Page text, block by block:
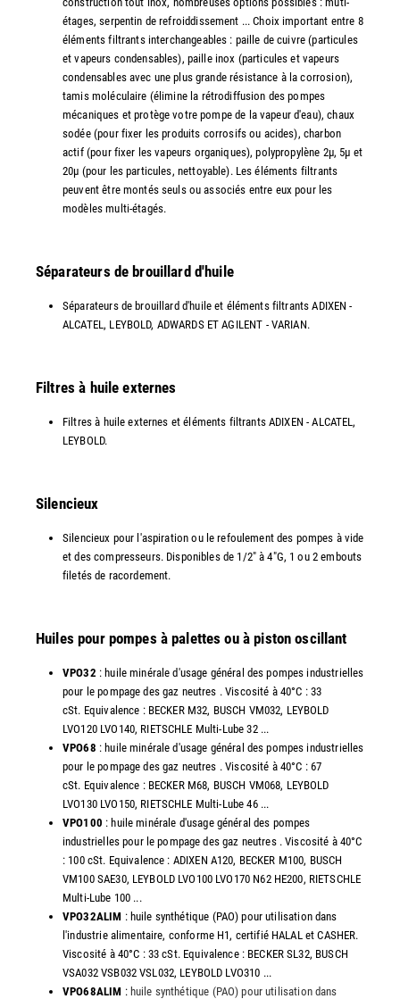
étages, serpentin de refroiddissement ... Choix important entre 8
éléments filtrants interchangeables : paille de cuivre (particules
et vapeurs condensables), paille inox (particules et vapeurs
condensables avec une plus grande résistance à la corrosion),
tamis moléculaire (élimine la rétrodiffusion des pompes
mécaniques et protège votre pompe de la vapeur d'eau), chaux
sodée (pour fixer les produits corrosifs ou acides), charbon
actif (pour fixer les vapeurs organiques), polypropylène 2µ, 5µ et
20µ (pour les particules, nettoyable). Les éléments filtrants
peuvent être montés seuls ou associés entre eux pour les
modèles multi-étagés.
Séparateurs de brouillard d'huile
Séparateurs de brouillard d'huile et éléments filtrants ADIXEN -
ALCATEL, LEYBOLD, ADWARDS ET AGILENT - VARIAN.
Filtres à huile externes
Filtres à huile externes et éléments filtrants ADIXEN - ALCATEL,
LEYBOLD.
Silencieux
Silencieux pour l'aspiration ou le refoulement des pompes à vide
et des compresseurs. Disponibles de 1/2" à 4"G, 1 ou 2 embouts
filetés de racordement.
Huiles pour pompes à palettes ou à piston oscillant
VPO32 : huile minérale d'usage général des pompes industrielles
pour le pompage des gaz neutres . Viscosité à 40°C : 33
cSt. Equivalence : BECKER M32, BUSCH VM032, LEYBOLD
LVO120 LVO140, RIETSCHLE Multi-Lube 32 ...
VPO68 : huile minérale d'usage général des pompes industrielles
pour le pompage des gaz neutres . Viscosité à 40°C : 67
cSt. Equivalence : BECKER M68, BUSCH VM068, LEYBOLD
LVO130 LVO150, RIETSCHLE Multi-Lube 46 ...
VPO100 : huile minérale d'usage général des pompes
industrielles pour le pompage des gaz neutres . Viscosité à 40°C
: 100 cSt. Equivalence : ADIXEN A120, BECKER M100, BUSCH
VM100 SAE30, LEYBOLD LVO100 LVO170 N62 HE200, RIETSCHLE
Multi-Lube 100 ...
VPO32ALIM : huile synthétique (PAO) pour utilisation dans
l'industrie alimentaire, conforme H1, certifié HALAL et CASHER.
Viscosité à 40°C : 33 cSt. Equivalence : BECKER SL32, BUSCH
VSA032 VSB032 VSL032, LEYBOLD LVO310 ...
VPO68ALIM : huile synthétique (PAO) pour utilisation dans